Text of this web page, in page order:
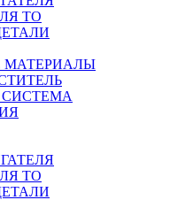
ТО
МАТЕРИАЛЫ
ТО